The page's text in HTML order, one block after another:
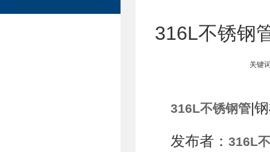
316L不锈钢
关键
316L不锈钢管|
发布者： 316L